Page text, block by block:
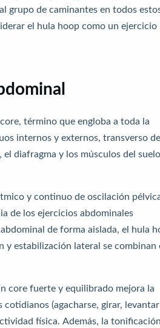
grupo de caminantes en todos
el hula hoop como un ejercicio
término que engloba a toda la
internos y externos, transverso
diafragma y los músculos del suelo
y continuo de oscilación
de los ejercicios abdominales
de forma aislada, el hula
estabilización lateral se combinan
core fuerte y equilibrado mejora la
(agacharse, girar, levantar
física. Además, la tonificación